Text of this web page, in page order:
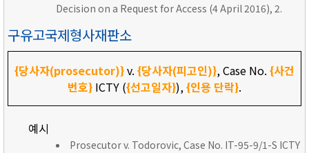
Decision on a Request for Access (4 April 2016), 2.
구유고국제형사재판소
{당사자(prosecutor)}v. {당사자(피고인)}, Case No. {사건
번호} ICTY ({선고일자}),{인용 단락}.
예시
Prosecutor v. Todorovic, Case No. IT-95-9/1-S ICTY